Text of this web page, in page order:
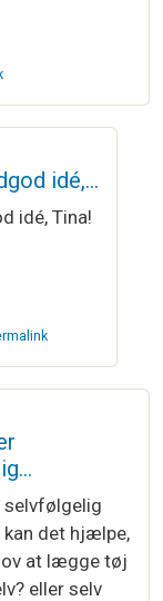
af Tinaidé,…
idé, Tina!
afTina
selvfølgelig
kan det hjælpe,
at lægge tøj
eller selv